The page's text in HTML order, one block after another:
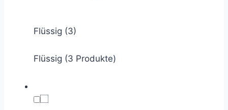
Flüssig (3)
Flüssig (3 Produkte)